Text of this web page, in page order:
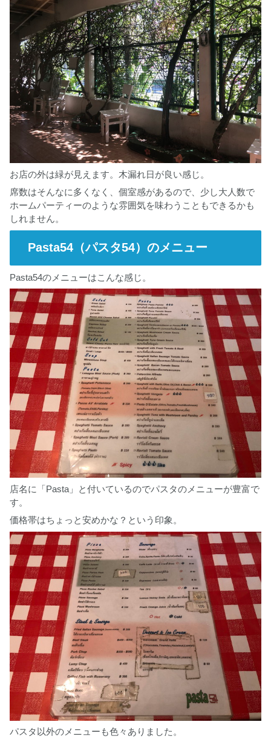
お店の外は緑が見えます。木漏れ日が良い感じ。
席数はそんなに多くなく、個室感があるので、少し大人数で
ホームパーティーのような雰囲気を味わうこともできるかも
しれません。
Pasta54（パスタ54）のメニュー
Pasta54のメニューはこんな感じ。
店名に「Pasta」と付いているのでパスタのメニューが豊富で
す。
価格帯はちょっと安めかな？という印象。
パスタ以外のメニューも色々ありました。